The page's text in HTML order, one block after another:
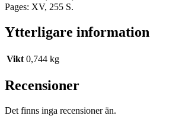
Pages: XV, 255 S.
Ytterligare information
Vikt 0,744 kg
Recensioner
Det finns inga recensioner än.